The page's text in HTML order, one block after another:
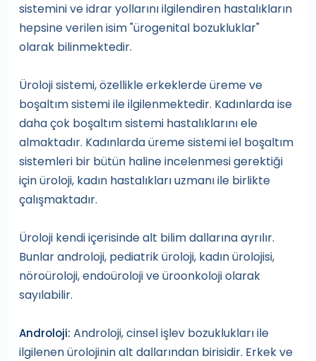
sistemini ve idrar yollarını ilgilendiren hastalıkların
hepsine verilen isim "ürogenital bozukluklar"
olarak bilinmektedir.
Üroloji sistemi, özellikle erkeklerde üreme ve
boşaltım sistemi ile ilgilenmektedir. Kadınlarda ise
daha çok boşaltım sistemi hastalıklarını ele
almaktadır. Kadınlarda üreme sistemi iel boşaltım
sistemleri bir bütün haline incelenmesi gerektiği
için üroloji, kadın hastalıkları uzmanı ile birlikte
çalışmaktadır.
Üroloji kendi içerisinde alt bilim dallarına ayrılır.
Bunlar androloji, pediatrik üroloji, kadın ürolojisi,
nöroüroloji, endoüroloji ve üroonkoloji olarak
sayılabilir.
Androloji: Androloji, cinsel işlev bozuklukları ile
ilgilenen ürolojinin alt dallarından birisidir. Erkek ve